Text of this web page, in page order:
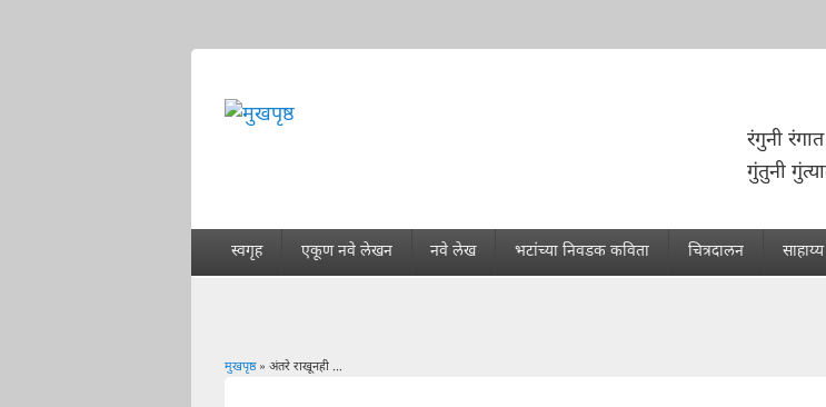
रंगुनी
गुंतुनी
स्वगृह एकूण नवे लेखन नवे लेख भटांच्या निवडक कविता चित्रदालन साहाय्य
मुखपृष्ठ» अंतरे राखूनही ...